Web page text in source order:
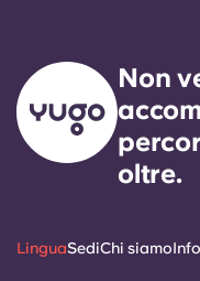
Non
oltre.
LinguaSediChi siamo